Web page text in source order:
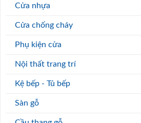
Cửa nhựa
Cửa chống cháy
Phụ kiện cửa
Nội thất trang trí
Kệ bếp - Tủ bếp
Sàn gỗ